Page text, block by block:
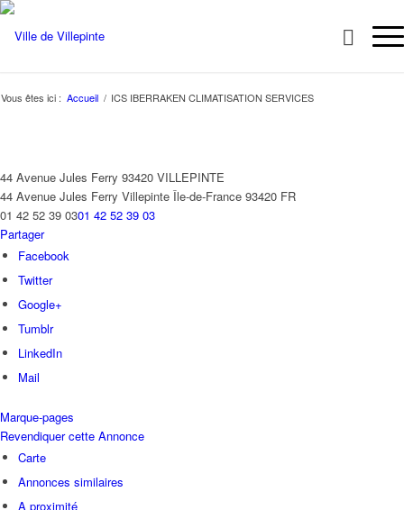
Vous êtes ici : Accueil / ICS IBERRAKEN CLIMATISATION SERVICES
44 Avenue Jules Ferry 93420 VILLEPINTE
44 Avenue Jules Ferry Villepinte Île-de-France 93420 FR
01 42 52 39 0301 42 52 39 03
Partager
Facebook
Twitter
Google+
Tumblr
LinkedIn
Mail
Marque-pages
Revendiquer cette Annonce
Carte
Annonces similaires
A proximité